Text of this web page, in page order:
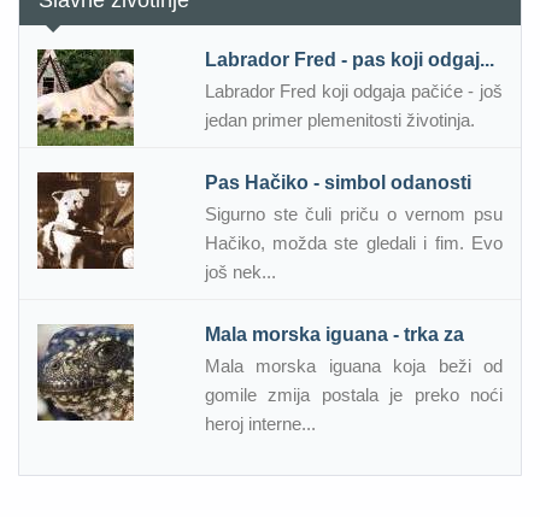
Labrador Fred - pas koji odgaj...
Labrador Fred koji odgaja pačiće - još
jedan primer plemenitosti životinja.
Pas Hačiko - simbol odanosti
Sigurno ste čuli priču o vernom psu
Hačiko, možda ste gledali i fim. Evo
još nek...
Mala morska iguana - trka za
Mala morska iguana koja beži od
gomile zmija postala je preko noći
heroj interne...